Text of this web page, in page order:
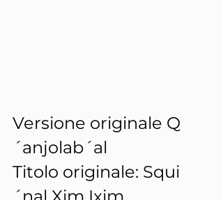
Versione originale Q
´anjolab´al
Titolo originale: Squi